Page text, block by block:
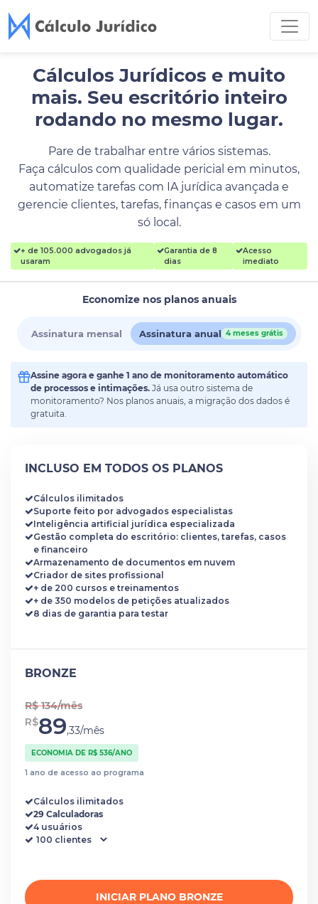
Cálculos Jurídicos e muito
mais. Seu escritório inteiro
rodando no mesmo lugar.
Pare de trabalhar entre vários sistemas.
Faça cálculos com qualidade pericial em minutos,
automatize tarefas com IA jurídica avançada e
gerencie clientes, tarefas, finanças e casos em um
só local.
+ de 105.000 advogados já
usaram
Garantia de 8
dias
Acesso
imediato
Economize nos planos anuais
Assinatura mensal Assinatura anual 4 meses grátis
Assine agora e ganhe 1 ano de monitoramento automático
de processos e intimações. Já usa outro sistema de
monitoramento? Nos planos anuais, a migração dos dados é
gratuita.
INCLUSO EM TODOS OS PLANOS
Cálculos ilimitados
Suporte feito por advogados especialistas
Inteligência artificial jurídica especializada
Gestão completa do escritório: clientes, tarefas, casos
e financeiro
Armazenamento de documentos em nuvem
Criador de sites profissional
+ de 200 cursos e treinamentos
+ de 350 modelos de petições atualizados
8 dias de garantia para testar
BRONZE
R$ 134/mês
R$89,33/mês
ECONOMIA DE R$ 536/ANO
1 ano de acesso ao programa
Cálculos ilimitados
29 Calculadoras
4 usuários
INICIAR PLANO BRONZE